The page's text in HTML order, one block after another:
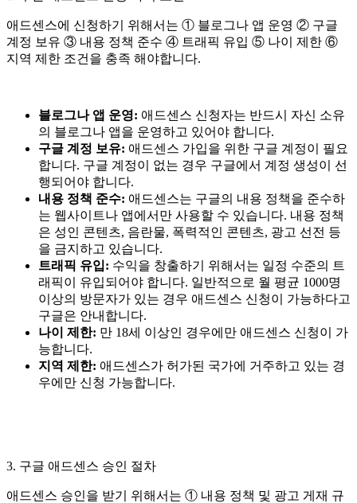
애드센스에 신청하기 위해서는 ① 블로그나 앱 운영 ② 구글
계정 보유 ③ 내용 정책 준수 ④ 트래픽 유입 ⑤ 나이 제한 ⑥
지역 제한 조건을 충족 해야합니다.
블로그나 앱 운영: 애드센스 신청자는 반드시 자신 소유
의 블로그나 앱을 운영하고 있어야 합니다.
구글 계정 보유: 애드센스 가입을 위한 구글 계정이 필요
합니다. 구글 계정이 없는 경우 구글에서 계정 생성이 선
행되어야 합니다.
내용 정책 준수: 애드센스는 구글의 내용 정책을 준수하
는 웹사이트나 앱에서만 사용할 수 있습니다. 내용 정책
은 성인 콘텐츠, 음란물, 폭력적인 콘텐츠, 광고 선전 등
을 금지하고 있습니다.
트래픽 유입: 수익을 창출하기 위해서는 일정 수준의 트
래픽이 유입되어야 합니다. 일반적으로 월 평균 1000명
이상의 방문자가 있는 경우 애드센스 신청이 가능하다고
구글은 안내합니다.
나이 제한: 만 18세 이상인 경우에만 애드센스 신청이 가
능합니다.
지역 제한: 애드센스가 허가된 국가에 거주하고 있는 경
우에만 신청 가능합니다.
3. 구글 애드센스 승인 절차
애드센스 승인을 받기 위해서는 ① 내용 정책 및 광고 게재 규